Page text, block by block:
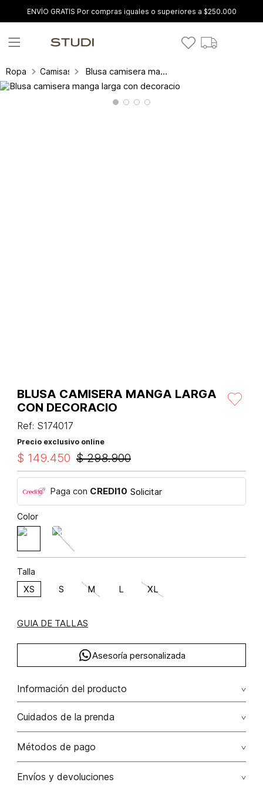
ENVÍO GRATIS Por compras iguales o superiores a $250.000
Ropa Camisas y blusas Blusa camisera manga larga con decoracio
BLUSA CAMISERA MANGA LARGA
CON DECORACIO
Ref: S174017
Precio exclusivo online
$ 298.900
$ 149.450
Paga con CREDI10 Solicitar
Color
Talla
XS S M L XL
GUIA DE TALLAS
Asesoría personalizada
Información del producto
Viscosa 58% rayón 42%
Cuidados de la prenda
Lavar a mano por separado / no dejar en remojo / no
Métodos de pago
Tarjetas de crédito: Visa, Dinners, Master Card y American
Envíos y devoluciones